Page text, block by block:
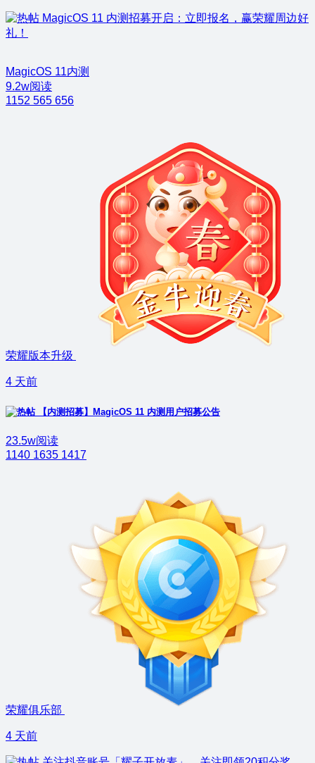
MagicOS 11 内测招募开启：立即报名，赢荣耀周边好
礼！
MagicOS 11内测
9.2w阅读
1152 565 656
荣耀版本升级
4 天前
【内测招募】MagicOS 11 内测用户招募公告
23.5w阅读
1140 1635 1417
荣耀俱乐部
4 天前